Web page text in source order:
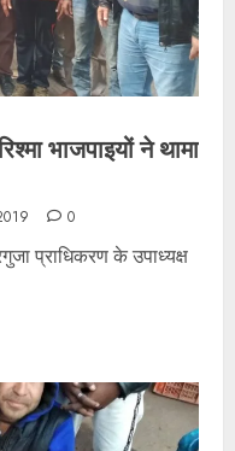
भाजपाइयों ने थामा
0
प्राधिकरण के उपाध्यक्ष